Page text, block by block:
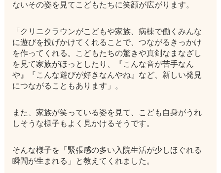
ないその姿を見てこどもたちに笑顔が広がります。
「クリニクラウンがこどもや家族、病棟で働くみんな
に遊びを投げかけてくれることで、つながるきっかけ
を作ってくれる。こどもたちの驚きや真剣なまなざし
を見て家族がほっとしたり、『こんな音が苦手なん
や』『こんな遊びが好きなんやね』など、新しい発見
につながることもあります」。
また、家族が笑っている姿を見て、こども自身がうれ
しそうな様子もよく見かけるそうです。
そんな様子を「緊張感の多い入院生活が少しほぐれる
瞬間が生まれる」と教えてくれました。